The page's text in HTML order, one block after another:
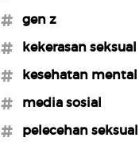
#gen z
#kekerasan seksual
#kesehatan mental
#media sosial
#pelecehan seksual